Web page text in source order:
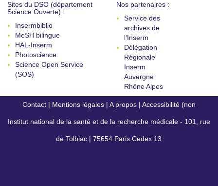
Sites du DSO (département
Science Ouverte) :
Insermbiblio
MeSH bilingue
HAL-Inserm
Photoscience
Science Open Service
(SOS)
Nos partenaires :
Service des
archives de
l'Inserm
Délégation
Régionale
Inserm
Auvergne
Rhône Alpes
Contact | Mentions légales | A propos | Accessibilité (non
conforme)
Institut national de la santé et de la recherche médicale - 101, rue
de Tolbiac | 75654 Paris Cedex 13